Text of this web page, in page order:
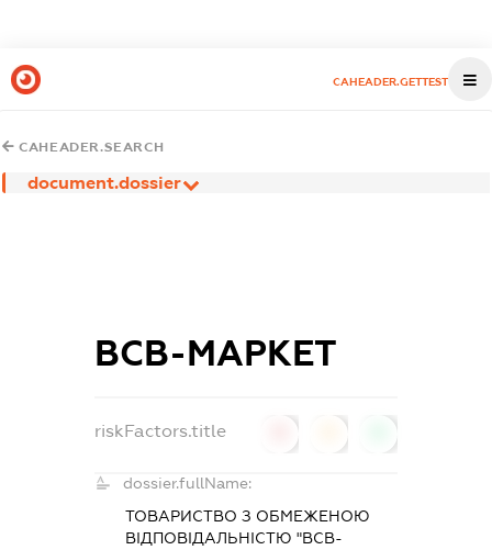
CAHEADER.GETTEST
CAHEADER.SEARCH
document.dossier
ВСВ-МАРКЕТ
riskFactors.title
dossier.fullName:
ТОВАРИСТВО З ОБМЕЖЕНОЮ
ВІДПОВІДАЛЬНІСТЮ "ВСВ-